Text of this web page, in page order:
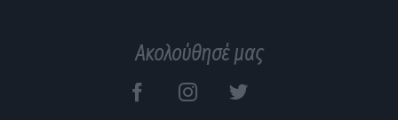
Ακολούθησέ μας